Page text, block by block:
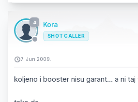
4 Kora
SHOT CALLER
7. Jun 2009.
koljeno i booster nisu garant... a ni taj